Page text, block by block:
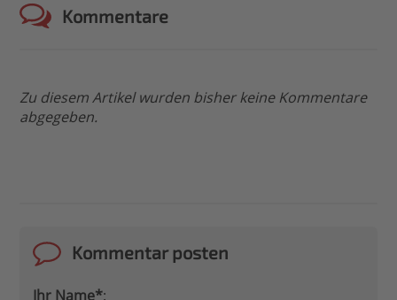
Kommentare
Zu diesem Artikel wurden bisher keine Kommentare
abgegeben.
Kommentar posten
Ihr Name*: